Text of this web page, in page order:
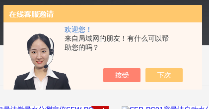
欢迎您！
来自局域网的朋友！有什么可以帮
助您的吗？